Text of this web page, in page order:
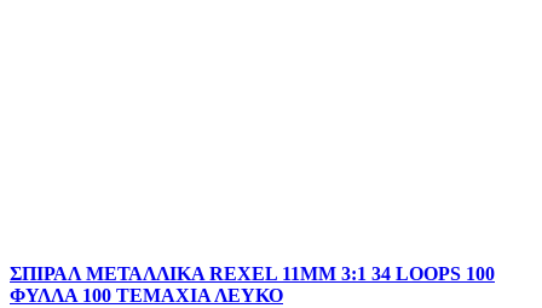
ΣΠΙΡΑΛ ΜΕΤΑΛΛΙΚΑ REXEL 11MM 3:1 34 LOOPS 100
ΦΥΛΛΑ 100 ΤΕΜΑΧΙΑ ΛΕΥΚΟ